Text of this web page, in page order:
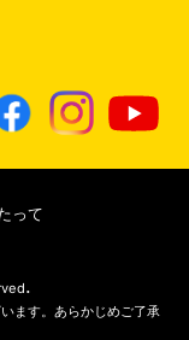
って
.
ます。あらかじめご了承